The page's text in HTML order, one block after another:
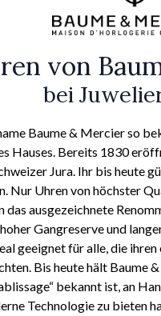
von
bei
Baume & Mercier so
Hauses. Bereits 1830
Jura. Ihr bis heute
Nur Uhren von höchster
das ausgezeichnete
Gangreserve und
geeignet für alle, die
Bis heute hält Baume
bekannt ist, an
Technologie zu bieten